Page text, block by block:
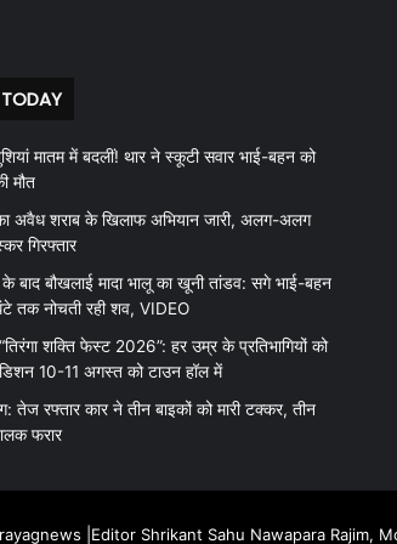
मातम में बदलीं! थार ने स्कूटी सवार भाई-बहन को
मौत
अवैध शराब के खिलाफ अभियान जारी, अलग-अलग
गिरफ्तार
बाद बौखलाई मादा भालू का खूनी तांडव: सगे भाई-बहन
तक नोचती रही शव, VIDEO
“तिरंगा शक्ति फेस्ट 2026”: हर उम्र के प्रतिभागियों को
10-11 अगस्त को टाउन हॉल में
तेज रफ्तार कार ने तीन बाइकों को मारी टक्कर, तीन
फरार
|Editor Shrikant Sahu Nawapara Rajim,